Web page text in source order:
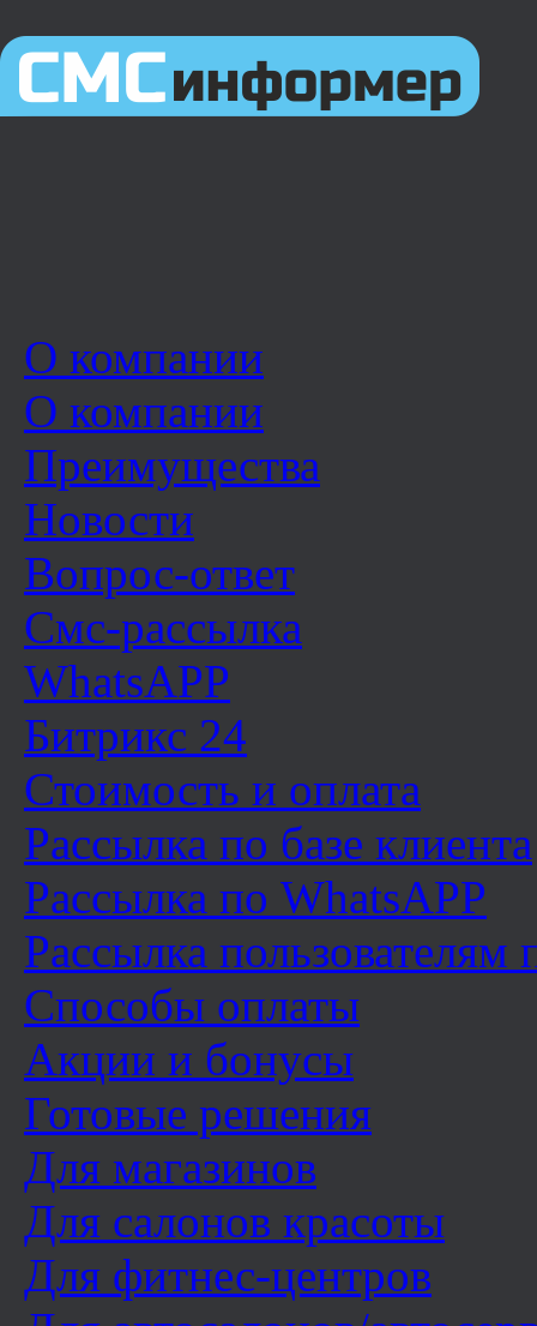
О компании
О компании
Преимущества
Новости
Вопрос-ответ
Смс-рассылка
WhatsAPP
Битрикс 24
Стоимость и оплата
Рассылка по базе клиента
Рассылка по WhatsAPP
Рассылка
Способы оплаты
Акции и бонусы
Готовые решения
Для магазинов
Для салонов красоты
Для фитнес-центров